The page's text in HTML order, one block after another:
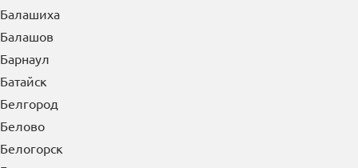
Балашиха
Балашов
Барнаул
Батайск
Белгород
Белово
Белогорск